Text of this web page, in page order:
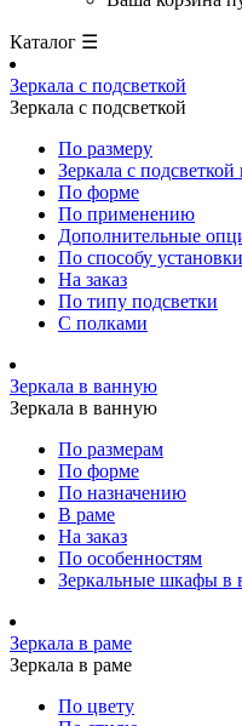
Каталог ☰
Зеркала с подсветкой
Зеркала с подсветкой
По размеру
Зеркала с подсветкой
По форме
По применению
Дополнительные
По способу установки
На заказ
По типу подсветки
С полками
Зеркала в ванную
Зеркала в ванную
По размерам
По форме
По назначению
В раме
На заказ
По особенностям
Зеркальные шкафы в
Зеркала в раме
Зеркала в раме
По цвету